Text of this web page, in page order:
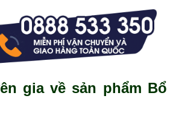
gia về sản phẩm Bổ